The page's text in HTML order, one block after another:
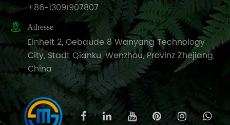
+86-13091907807
 Adresse
Einheit 2, Gebäude 8 Wanyang Technology
City, Stadt Qianku, Wenzhou, Provinz Zhejiang,
China